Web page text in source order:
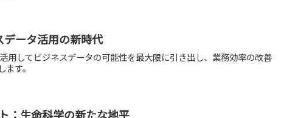
データ活用の新時代
用してビジネスデータの可能性を最大限に引き出し、業務効率の改善
す。
：生命科学の新たな地平